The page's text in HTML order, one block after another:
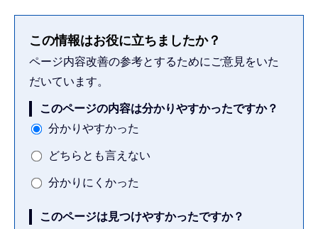
この情報はお役に立ちましたか？
ページ内容改善の参考とするためにご意見をいた
だいています。
このページの内容は分かりやすかったですか？
分かりやすかった
どちらとも言えない
分かりにくかった
このページは見つけやすかったですか？